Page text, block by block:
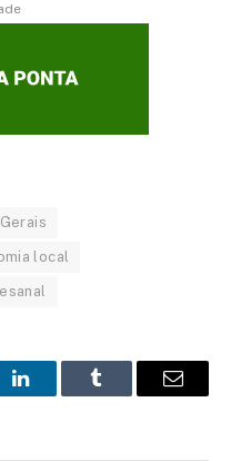
local
LinkedInTumblr Email